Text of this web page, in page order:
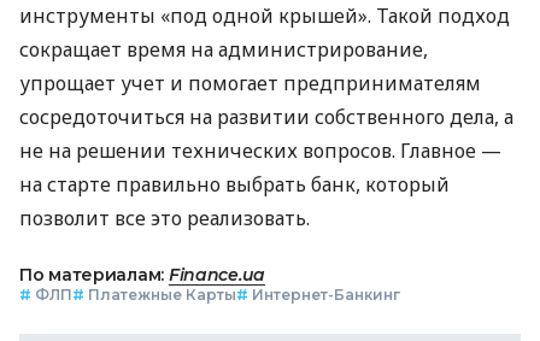
инструменты «под одной крышей». Такой подход
сокращает время на администрирование,
упрощает учет и помогает предпринимателям
сосредоточиться на развитии собственного дела, а
не на решении технических вопросов. Главное —
на старте правильно выбрать банк, который
позволит все это реализовать.
По материалам: Finance.ua
# ФЛП# Платежные Карты# Интернет-Банкинг